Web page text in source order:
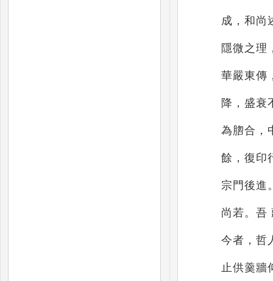
成，和尚
隱微之理
華嚴東傳
降，盛衰
為脗合，
餘，復印
宗門後進
尚 若。吾
今者，哲
止供羹牆